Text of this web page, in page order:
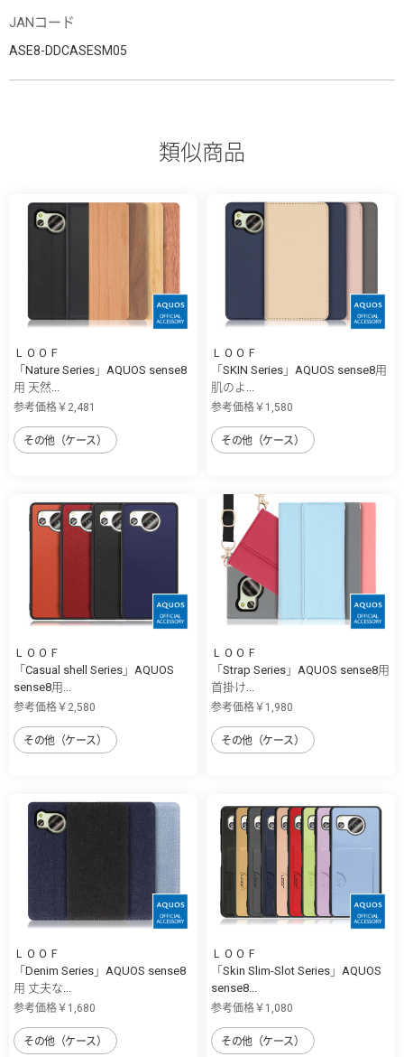
JANコード
ASE8-DDCASESM05
類似商品
ＬＯＯＦ
「Nature Series」AQUOS sense8
用 天然...
参考価格￥2,481
その他（ケース）
ＬＯＯＦ
「SKIN Series」AQUOS sense8用
肌のよ...
参考価格￥1,580
その他（ケース）
ＬＯＯＦ
「Casual shell Series」AQUOS
sense8用...
参考価格￥2,580
その他（ケース）
ＬＯＯＦ
「Strap Series」AQUOS sense8用
首掛け...
参考価格￥1,980
その他（ケース）
ＬＯＯＦ
「Denim Series」AQUOS sense8
用 丈夫な...
参考価格￥1,680
その他（ケース）
ＬＯＯＦ
「Skin Slim-Slot Series」AQUOS
sense8...
参考価格￥1,080
その他（ケース）